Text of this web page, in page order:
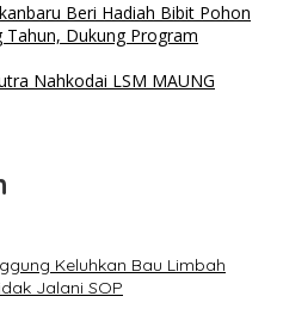
Beri Hadiah Bibit Pohon
Dukung Program
Nahkodai LSM MAUNG
Keluhkan Bau Limbah
Jalani SOP